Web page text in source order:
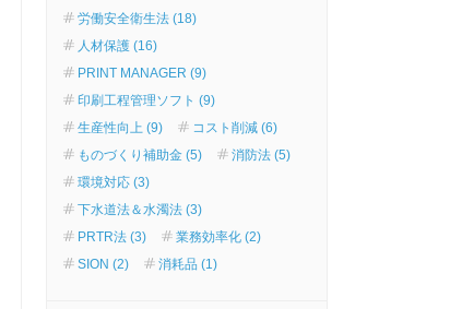
労働安全衛生法 (18)
人材保護 (16)
PRINT MANAGER (9)
印刷工程管理ソフト (9)
生産性向上 (9)
コスト削減 (6)
ものづくり補助金 (5)
消防法 (5)
環境対応 (3)
下水道法＆水濁法 (3)
PRTR法 (3)
業務効率化 (2)
SION (2)
消耗品 (1)